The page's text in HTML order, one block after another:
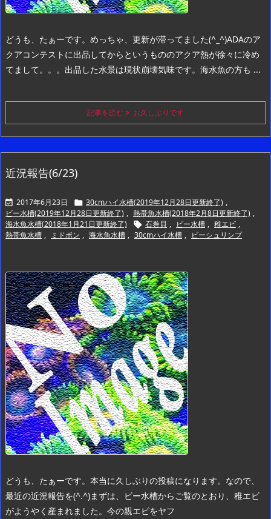
どうも、たぁーです。 めっちゃ、更新が滞ってました(^_^)ADAのア
クアコンテストに出品してからというもののアクア熱が徐々に冷め
てまして。。。 出品した水景は現状崩壊気味です。 海水魚の方も ...
記事を読む お久しぶりです
近況報告(6/23)
 2017年6月23日  30cmハイ水槽(2019年12月28日更新終了) ,
ビー水槽(2019年12月28日更新終了) , 熱帯魚水槽(2018年2月8日更新終了) ,
海水魚水槽(2018年1月21日更新終了)
 石巻貝 , ビー水槽 , 稚エビ ,
熱帯魚水槽 , ミドボン , 海水魚水槽 , 30cmハイ水槽 , ビーシュリンプ
どうも、たぁーです。 本当に久しぶりの投稿になります。 なので、
最近の近況報告を(^.^)まずは、ビー水槽からご覧のとおり、稚エビ
がようやく産まれました。 今の親エビをヤフ